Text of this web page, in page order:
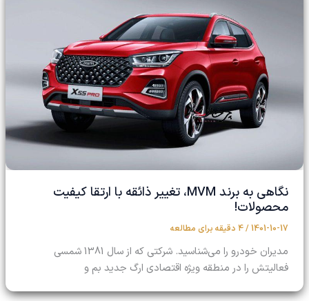
نگاهی به برند MVM، تغییر ذائقه با ارتقا کیفیت
محصولات!
1401-10-17
/4 دقیقه برای مطالعه
مدیران خودرو را می‌شناسید. شرکتی که از سال 1381 شمسی
فعالیتش را در منطقه ویژه اقتصادی ارگ جدید بم و